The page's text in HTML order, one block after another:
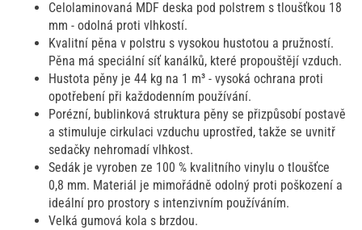
Celolaminovaná MDF deska pod polstrem s tloušťkou 18
mm - odolná proti vlhkostí.
Kvalitní pěna v polstru s vysokou hustotou a pružností.
Pěna má speciální síť kanálků, které propouštějí vzduch.
Hustota pěny je 44 kg na 1 m³ - vysoká ochrana proti
opotřebení při každodenním používání.
Porézní, bublinková struktura pěny se přizpůsobí postavě
a stimuluje cirkulaci vzduchu uprostřed, takže se uvnitř
sedačky nehromadí vlhkost.
Sedák je vyroben ze 100 % kvalitního vinylu o tloušťce
0,8 mm. Materiál je mimořádně odolný proti poškození a
ideální pro prostory s intenzivním používáním.
Velká gumová kola s brzdou.